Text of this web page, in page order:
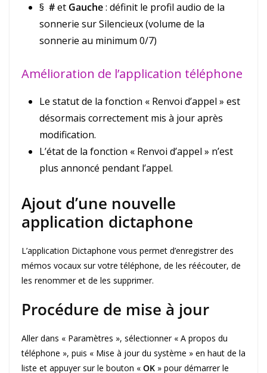
§ #et Gauche: définit le profil audio de la
sonnerie sur Silencieux (volume de la
sonnerie au minimum 0/7)
Amélioration de l’application téléphone
Le statut de la fonction « Renvoi d’appel » est
désormais correctement mis à jour après
modification.
L’état de la fonction « Renvoi d’appel » n’est
plus annoncé pendant l’appel.
Ajout d’une nouvelle
application dictaphone
L’application Dictaphone vous permet d’enregistrer des
mémos vocaux sur votre téléphone, de les réécouter, de
les renommer et de les supprimer.
Procédure de mise à jour
Aller dans « Paramètres », sélectionner « A propos du
téléphone », puis « Mise à jour du système » en haut de la
liste et appuyer sur le bouton « OK » pour démarrer le